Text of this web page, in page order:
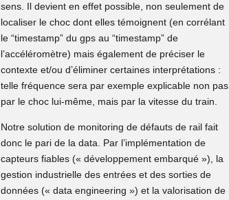
sens. Il devient en effet possible, non seulement de
localiser le choc dont elles témoignent (en corrélant
le “timestamp” du gps au “timestamp” de
l’accéléromètre) mais également de préciser le
contexte et/ou d’éliminer certaines interprétations :
telle fréquence sera par exemple explicable non pas
par le choc lui-même, mais par la vitesse du train.
Notre solution de monitoring de défauts de rail fait
donc le pari de la data. Par l’implémentation de
capteurs fiables (« développement embarqué »), la
gestion industrielle des entrées et des sorties de
données (« data engineering ») et la valorisation de